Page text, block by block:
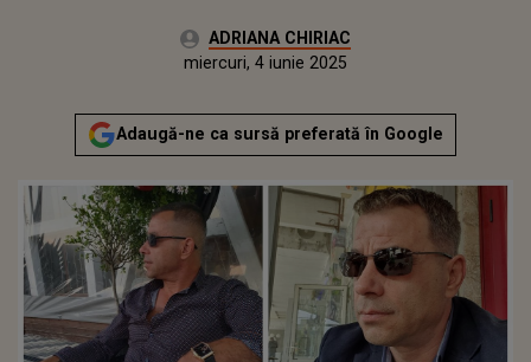
Autor:ADRIANA CHIRIAC
Actualizat:
miercuri, 4 iunie 2025
Adaugă-ne ca sursă preferată în Google